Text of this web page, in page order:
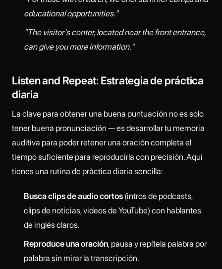
educational opportunities."
"The visitor's center, located near the front entrance,
can give you more information."
Listen and Repeat: Estrategia de práctica
diaria
La clave para obtener una buena puntuación no es solo
tener buena pronunciación — es desarrollar tu memoria
auditiva para poder retener una oración completa el
tiempo suficiente para reproducirla con precisión. Aquí
tienes una rutina de práctica diaria sencilla:
Busca clips de audio cortos(intros de podcasts,
clips de noticias, videos de YouTube) con hablantes
de inglés claros.
Reproduce una oración, pausa y repítela palabra por
palabra sin mirar la transcripción.